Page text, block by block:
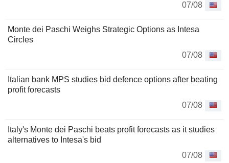
07/08
Monte dei Paschi Weighs Strategic Options as Intesa
Circles
07/08
Italian bank MPS studies bid defence options after beating
profit forecasts
07/08
Italy's Monte dei Paschi beats profit forecasts as it studies
alternatives to Intesa's bid
07/08